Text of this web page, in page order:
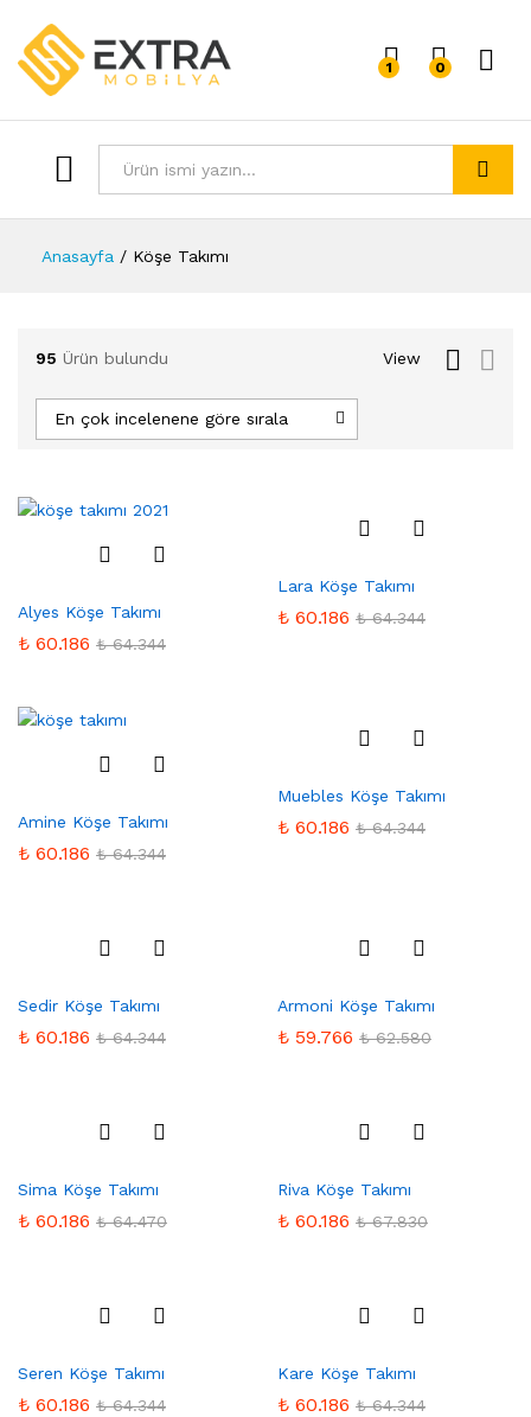
1 0
Tümü
Arama
Anasayfa / Köşe Takımı
95 Ürün bulundu View
En çok incelenene göre sırala
rilere
Ekle
Alyes Köşe Takımı
₺ 60.186 ₺64.344
rilere
Ekle
Lara Köşe Takımı
₺ 60.186 ₺64.344
rilere
Ekle
Amine Köşe Takımı
₺ 60.186 ₺64.344
rilere
Ekle
Muebles Köşe Takımı
₺ 60.186 ₺64.344
rilere
Ekle
Sedir Köşe Takımı
₺ 60.186 ₺64.344
rilere
Ekle
Armoni Köşe Takımı
₺ 59.766 ₺62.580
rilere
Ekle
Sima Köşe Takımı
₺ 60.186 ₺64.470
rilere
Ekle
Riva Köşe Takımı
₺ 60.186 ₺67.830
rilere
Ekle
Seren Köşe Takımı
₺ 60.186 ₺64.344
rilere
Ekle
Kare Köşe Takımı
₺ 60.186 ₺64.344